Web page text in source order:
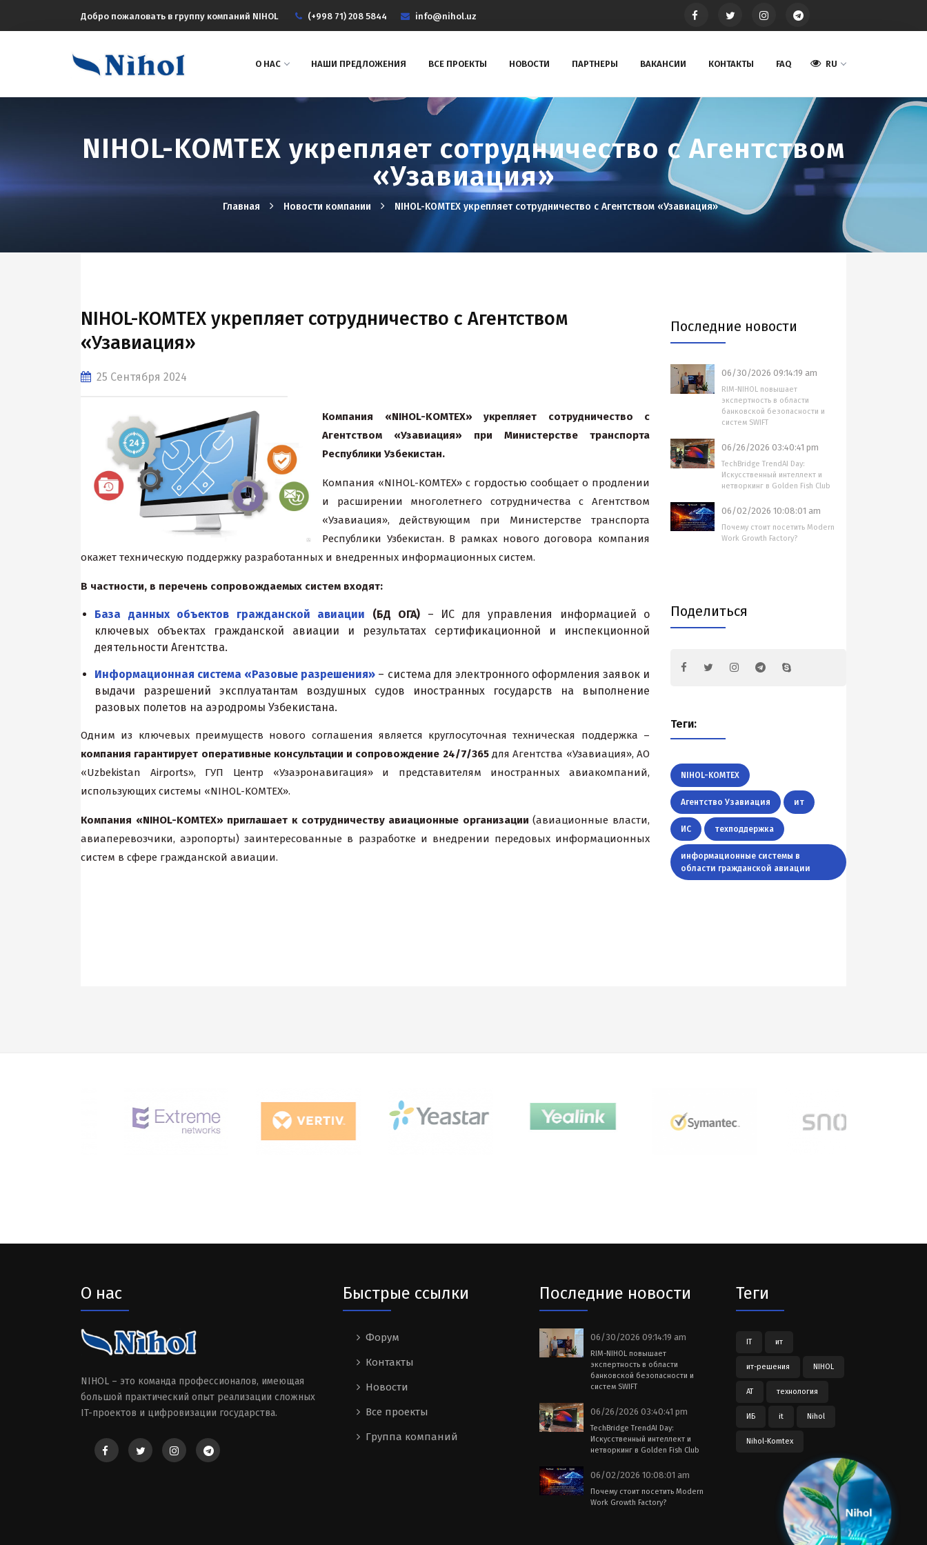
Добро пожаловать в группу компаний NIHOL (+998 71) 208 5844 info@nihol.uz
О НАС НАШИ ПРЕДЛОЖЕНИЯ ВСЕ ПРОЕКТЫ НОВОСТИ ПАРТНЕРЫ ВАКАНСИИ КОНТАКТЫ FAQ RU
NIHOL-KOMTEX укрепляет сотрудничество с Агентством
«Узавиация»
Главная Новости компании NIHOL-KOMTEX укрепляет сотрудничество с Агентством «Узавиация»
NIHOL-KOMTEX укрепляет сотрудничество с Агентством
«Узавиация»
25 Сентября 2024
Компания «NIHOL-KOMTEX» укрепляет сотрудничество с
Агентством «Узавиация» при Министерстве транспорта
Республики Узбекистан.
Компания «NIHOL-KOMTEX» с гордостью сообщает о продлении
и расширении многолетнего сотрудничества с Агентством
«Узавиация», действующим при Министерстве транспорта
Республики Узбекистан. В рамках нового договора компания
окажет техническую поддержку разработанных и внедренных информационных систем.
В частности, в перечень сопровождаемых систем входят:
База данных объектов гражданской авиации (БД ОГА) – ИС для управления информацией о
ключевых объектах гражданской авиации и результатах сертификационной и инспекционной
деятельности Агентства.
Информационная система «Разовые разрешения» – система для электронного оформления заявок и
выдачи разрешений эксплуатантам воздушных судов иностранных государств на выполнение
разовых полетов на аэродромы Узбекистана.
Одним из ключевых преимуществ нового соглашения является круглосуточная техническая поддержка –
компания гарантирует оперативные консультации и сопровождение 24/7/365для Агентства «Узавиация», АО
«Uzbekistan Airports», ГУП Центр «Узаэронавигация» и представителям иностранных авиакомпаний,
использующих системы «NIHOL-KOMTEX».
Компания «NIHOL-KOMTEX» приглашает к сотрудничеству авиационные организации (авиационные власти,
авиаперевозчики, аэропорты) заинтересованные в разработке и внедрении передовых информационных
систем в сфере гражданской авиации.
Последние новости
06/30/2026 09:14:19 am
RIM-NIHOL повышает
экспертность в области
банковской безопасности и
систем SWIFT
06/26/2026 03:40:41 pm
TechBridge TrendAI Day:
Искусственный интеллект и
нетворкинг в Golden Fish Club
06/02/2026 10:08:01 am
Почему стоит посетить Modern
Work Growth Factory?
Поделиться
Теги:
NIHOL-KOMTEX
Агентство Узавиация ит
ИС техподдержка
информационные системы в
области гражданской авиации
О нас
NIHOL – это команда профессионалов, имеющая
большой практический опыт реализации сложных
IT-проектов и цифровизации государства.
Быстрые ссылки
Форум
Контакты
Новости
Все проекты
Группа компаний
Последние новости
06/30/2026 09:14:19 am
RIM-NIHOL повышает
экспертность в области
банковской безопасности и
систем SWIFT
06/26/2026 03:40:41 pm
TechBridge TrendAI Day:
Искусственный интеллект и
нетворкинг в Golden Fish Club
06/02/2026 10:08:01 am
Почему стоит посетить Modern
Work Growth Factory?
Теги
IT ит
ит-решения NIHOL
АТ технология
ИБ it Nihol
Nihol-Komtex